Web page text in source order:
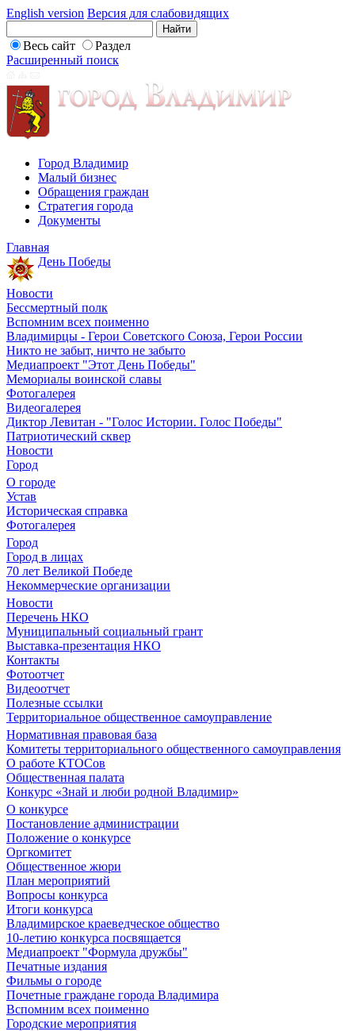
English version Версия для слабовидящих
Весь сайт
Раздел
Расширенный поиск
Город Владимир
Малый бизнес
Обращения граждан
Стратегия города
Документы
Главная
День Победы
Новости
Бессмертный полк
Вспомним всех поименно
Владимирцы - Герои Советского Союза, Герои России
Никто не забыт, ничто не забыто
Медиапроект "Этот День Победы"
Мемориалы воинской славы
Фотогалерея
Видеогалерея
Диктор Левитан - "Голос Истории. Голос Победы"
Патриотический сквер
Новости
Город
О городе
Устав
Историческая справка
Фотогалерея
Город
Город в лицах
70 лет Великой Победе
Некоммерческие организации
Новости
Перечень НКО
Муниципальный социальный грант
Выставка-презентация НКО
Контакты
Фотоотчет
Видеоотчет
Полезные ссылки
Территориальное общественное самоуправление
Нормативная правовая база
Комитеты территориального общественного самоуправления
О работе КТОСов
Общественная палата
Конкурс «Знай и люби родной Владимир»
О конкурсе
Постановление администрации
Положение о конкурсе
Оргкомитет
Общественное жюри
План мероприятий
Вопросы конкурса
Итоги конкурса
Владимирское краеведческое общество
10-летию конкурса посвящается
Медиапроект "Формула дружбы"
Печатные издания
Фильмы о городе
Почетные граждане города Владимира
Вспомним всех поименно
Городские мероприятия